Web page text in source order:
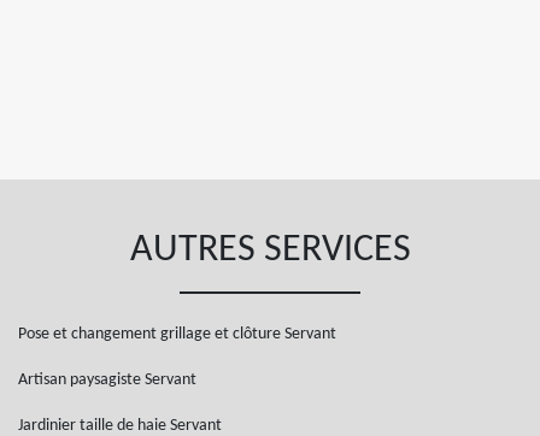
AUTRES SERVICES
Pose et changement grillage et clôture Servant
Artisan paysagiste Servant
Jardinier taille de haie Servant